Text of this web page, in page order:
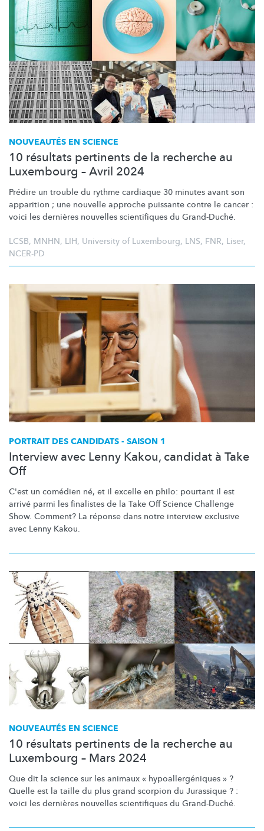
NOUVEAUTÉS EN SCIENCE
10 résultats pertinents de la recherche au
Luxembourg – Avril 2024
Prédire un trouble du rythme cardiaque 30 minutes avant son
apparition ; une nouvelle approche puissante contre le cancer :
voici les dernières nouvelles scientifiques du Grand-Duché.
LCSB, MNHN, LIH, University of Luxembourg, LNS, FNR, Liser,
NCER-PD
PORTRAIT DES CANDIDATS - SAISON 1
Interview avec Lenny Kakou, candidat à Take
Off
C'est un comédien né, et il excelle en philo: pourtant il est
arrivé parmi les finalistes de la Take Off Science Challenge
Show. Comment? La réponse dans notre interview exclusive
avec Lenny Kakou.
NOUVEAUTÉS EN SCIENCE
10 résultats pertinents de la recherche au
Luxembourg – Mars 2024
Que dit la science sur les animaux « hypoallergéniques » ?
Quelle est la taille du plus grand scorpion du Jurassique ? :
voici les dernières nouvelles scientifiques du Grand-Duché.